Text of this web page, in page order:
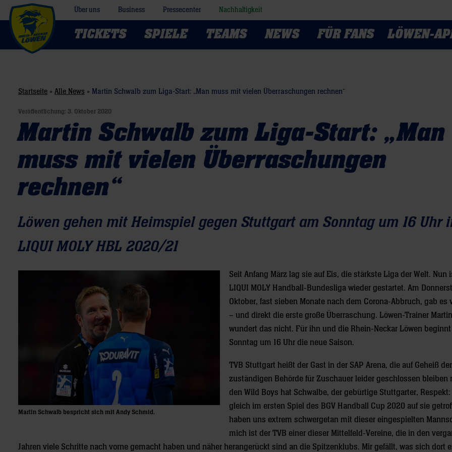
Über uns Business Pressecenter Nachhaltigkeit
TICKETS SPIELE TEAMS NEWS FÜR FANS LÖWEN-
Startseite » Alle News » Martin Schwalb zum Liga-Start: „Man muss mit vielen Überraschungen rechnen“
Veröffentlichung: 3. Oktober 2020
Martin Schwalb zum Liga-Start: „Man
muss mit vielen Überraschungen
rechnen“
Löwen gehen mit Heimspiel gegen Stuttgart am Sonntag um 16 Uhr
LIQUI MOLY HBL 2020/21
Martin Schwalb bespricht sich mit Andy Schmid.
Seit Anfang März lag sie auf Eis, die stärkste Liga der Welt. Nun
LIQUI MOLY Handball-Bundesliga wieder gestartet. Am
Oktober, fast sieben Monate nach dem Corona-Abbruch, gab es
– und direkt die erste große Überraschung. Löwen-Trainer
wundert das nicht. Für ihn und die Rhein-Neckar Löwen
Sonntag um 16 Uhr die neue Saison.
TVB Stuttgart heißt der Gast in der SAP Arena, die auf Geheiß der
zuständigen Behörde für Zuschauer leider geschlossen bleiben
den Wild Boys hat Schwalbe, der gebürtige Stuttgarter, Respekt:
gleich im ersten Spiel des BGV Handball Cup 2020 auf sie
haben uns extrem schwergetan mit dieser eingespielten
mich ist der TVB einer dieser Mittelfeld-Vereine, die in den
Jahren viele Schritte nach vorne gemacht haben und näher herangerückt sind an die Spitzenklubs. Mir gefällt, was sich dort